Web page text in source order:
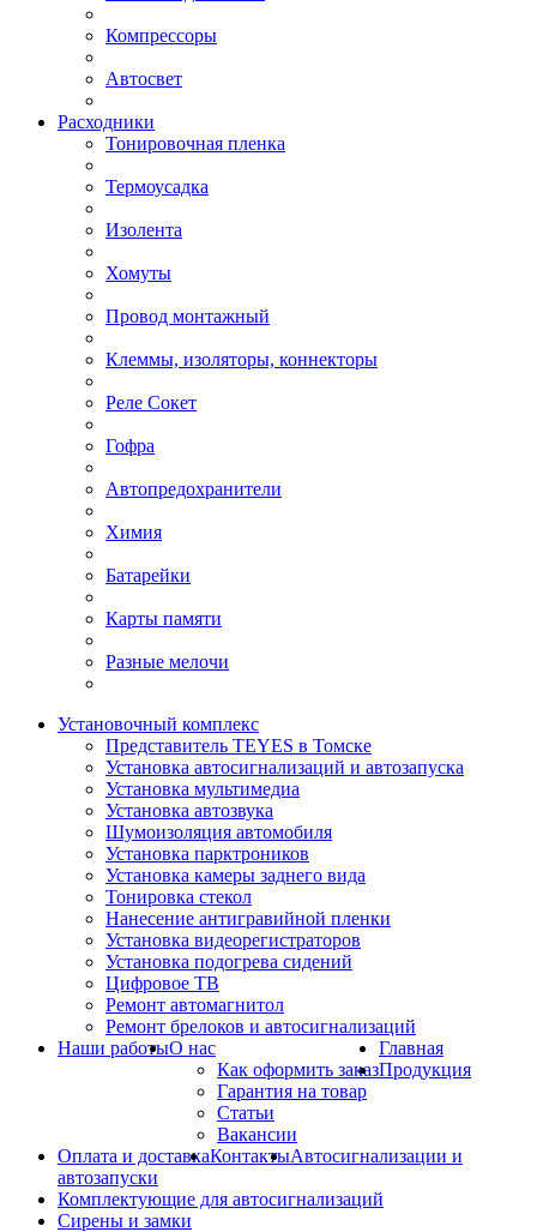
Компрессоры
Автосвет
Расходники
Тонировочная пленка
Термоусадка
Изолента
Хомуты
Провод монтажный
Клеммы, изоляторы, коннекторы
Реле Сокет
Гофра
Автопредохранители
Химия
Батарейки
Карты памяти
Разные мелочи
Установочный комплекс
Представитель TEYES в Томске
Установка автосигнализаций и автозапуска
Установка мультимедиа
Установка автозвука
Шумоизоляция автомобиля
Установка парктроников
Установка камеры заднего вида
Тонировка стекол
Нанесение антигравийной пленки
Установка видеорегистраторов
Установка подогрева сидений
Цифровое ТВ
Ремонт автомагнитол
Ремонт брелоков и автосигнализаций
Наши работыО нас
Как оформить заказ
Гарантия на товар
Статьи
Вакансии
Оплата и доставкаКонтакты
Главная
Продукция
Автосигнализации и
автозапуски
Комплектующие для автосигнализаций
Сирены и замки